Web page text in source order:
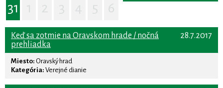
31
28.7.2017
Keď sa zotmie na Oravskom hrade / nočná
prehliadka
Miesto: Oravský hrad
Kategória: Verejné dianie